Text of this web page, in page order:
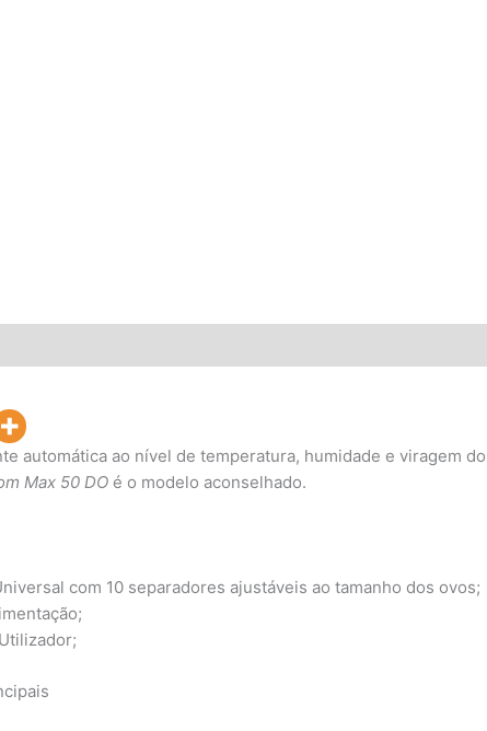
automática ao nível de temperatura, humidade e viragem
Max 50 DOé o modelo aconselhado.
com 10 separadores ajustáveis ao tamanho dos ovos;